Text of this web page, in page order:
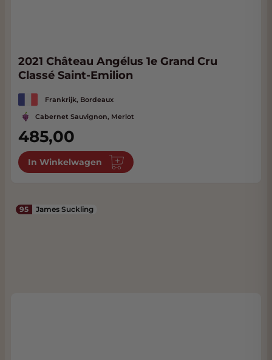
2021 Château Angélus 1e Grand Cru
Classé Saint-Emilion
Frankrijk, Bordeaux
Cabernet Sauvignon, Merlot
485,00
In Winkelwagen
95 James Suckling